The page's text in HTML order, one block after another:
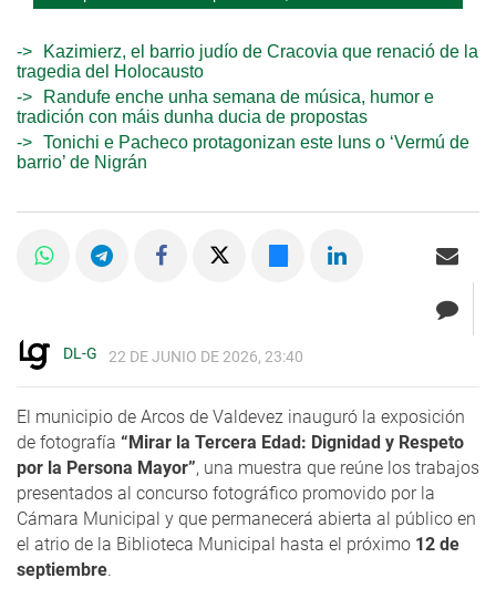
Kazimierz, el barrio judío de Cracovia que renació de la
tragedia del Holocausto
Randufe enche unha semana de música, humor e
tradición con máis dunha ducia de propostas
Tonichi e Pacheco protagonizan este luns o ‘Vermú de
barrio’ de Nigrán
DL-G 22 DE JUNIO DE 2026, 23:40
El municipio de Arcos de Valdevez inauguró la exposición
de fotografía “Mirar la Tercera Edad: Dignidad y Respeto
por la Persona Mayor”, una muestra que reúne los trabajos
presentados al concurso fotográfico promovido por la
Cámara Municipal y que permanecerá abierta al público en
el atrio de la Biblioteca Municipal hasta el próximo 12 de
septiembre.